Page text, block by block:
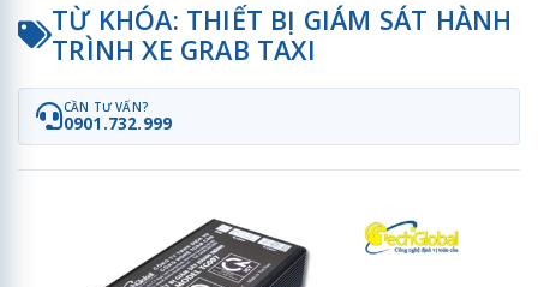
TỪ KHÓA: THIẾT BỊ GIÁM SÁT HÀNH
TRÌNH XE GRAB TAXI
CẦN TƯ VẤN?
0901.732.999